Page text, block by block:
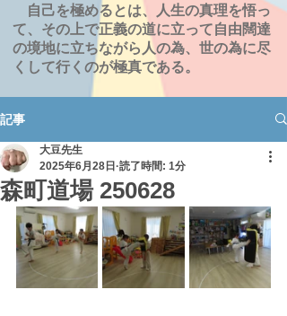
自己を極めるとは、
人生の真理を悟っ
て、その上で正義の道に立って自由闊達
の境地に立ちながら人の為、世の為に尽
くして行くのが極真である。
記事
森町道場 250628
大豆先生
2025年6月28日 読了時間: 1分